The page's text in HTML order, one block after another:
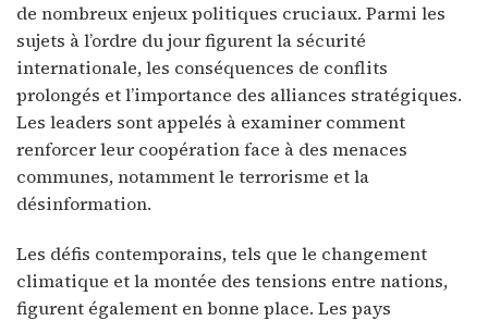
de nombreux enjeux politiques cruciaux. Parmi les
sujets à l’ordre du jour figurent la sécurité
internationale, les conséquences de conflits
prolongés et l’importance des alliances stratégiques.
Les leaders sont appelés à examiner comment
renforcer leur coopération face à des menaces
communes, notamment le terrorisme et la
désinformation.
Les défis contemporains, tels que le changement
climatique et la montée des tensions entre nations,
figurent également en bonne place. Les pays